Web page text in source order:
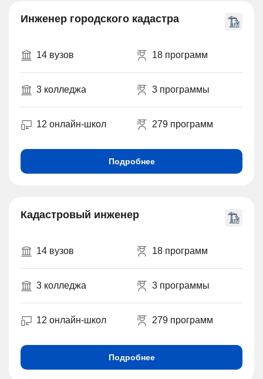
Инженер городского кадастра
14 вузов 18 программ
3 колледжа 3 программы
12 онлайн-школ 279 программ
Подробнее
Кадастровый инженер
14 вузов 18 программ
3 колледжа 3 программы
12 онлайн-школ 279 программ
Подробнее